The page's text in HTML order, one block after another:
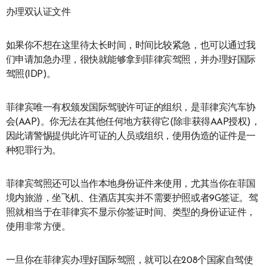
办理双认证文件
如果你不想在这里待太长时间，时间比较紧急，也可以通过我
们申请加急办理，很快就能够拿到菲律宾驾照，并办理好国际
驾照(IDP)。
菲律宾唯一有权颁发国际驾驶许可证的组织，是菲律宾汽车协
会(AAP)。你无法在其他任何地方获得它(除非获得AAP授权)，
因此请警惕提供此许可证的人员或组织，使用伪造的证件是一
种犯罪行为。
菲律宾驾照还可以当作本地身份证件来使用，尤其当你在菲国
境内旅游，坐飞机、住酒店其实并不需要护照或者9G签证。驾
照就相当于在菲律宾不显示你签证时间、类型的身份证证件，
使用非常方便。
一旦你在菲律宾办理好国际驾照，就可以在208个国家自驾使